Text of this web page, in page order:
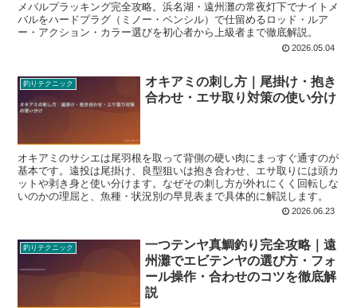
メバルプラッキング完全攻略。浜名湖・遠州灘の常夜灯下でナイトメ
バルをハードプラグ（ミノー・ペンシル）で仕留めるロッド・ルア
ー・アクション・カラー選びを初心者から上級者まで徹底解説。
2026.05.04
釣りテクニック
オキアミの刺し方｜尾掛け・抱き
合わせ・エサ取り対策の使い分け
オキアミのサシエは尾羽根を取って背側の硬い肉にまっすぐ通すのが
基本です。遠投は尾掛け、良型狙いは抱き合わせ、エサ取りには頭カ
ットや剥き身と使い分けます。なぜその刺し方が外れにくく回転しな
いのかの理屈と、魚種・状況別の早見表まで具体的に解説します。
2026.06.23
釣りテクニック
一つテンヤ真鯛釣り完全攻略｜遠
州灘でエビテンヤの選び方・フォ
ール操作・合わせのコツを徹底解
説